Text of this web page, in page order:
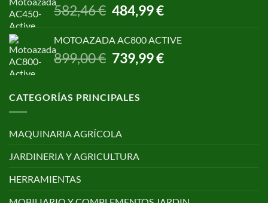
650,00 €.
499,00 €.
582,46€
El
precio
era:
582,46 €.
484,99€El
es:
484,99 €.
MOTOAZADA AC800 ACTIVE
899,00€ El
precio
era:
739,99€El
CATEGORÍAS PRINCIPALES
MAQUINARIA AGRÍCOLA
JARDINERIA Y AGRICULTURA
HERRAMIENTAS